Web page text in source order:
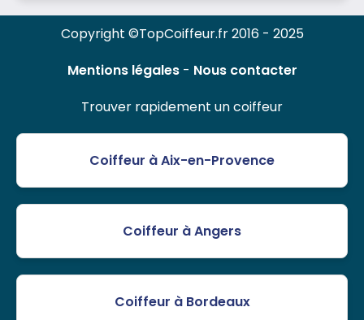
Copyright ©TopCoiffeur.fr 2016 - 2025
Mentions légales- Nous contacter
Trouver rapidement un coiffeur
Coiffeur à Aix-en-Provence
Coiffeur à Angers
Coiffeur à Bordeaux